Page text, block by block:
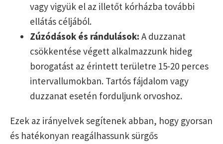
vagy vigyük el az illetőt kórházba további
ellátás céljából.
Zúzódások és rándulások: A duzzanat
csökkentése végett alkalmazzunk hideg
borogatást az érintett területre 15-20 perces
intervallumokban. Tartós fájdalom vagy
duzzanat esetén forduljunk orvoshoz.
Ezek az irányelvek segítenek abban, hogy gyorsan
és hatékonyan reagálhassunk sürgős